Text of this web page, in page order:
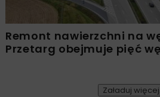
Remont nawierzchni na
Przetarg obejmuje pięć
Załaduj